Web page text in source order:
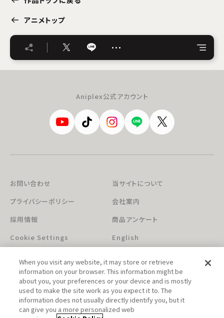
アニメトップ
…
Aniplex公式アカウント
お問い合わせ
当サイトについて
プライバシーポリシー
会社案内
採用情報
商品アンケート
Cookie Settings
English
このホームページに掲載されている著作物の無断利用を禁じます。
When you visit any website, it may store or retrieve
information on your browser. This information might be
about you, your preferences or your device and is mostly
used to make the site work as you expect it to. The
information does not usually directly identify you, but it
can give you a more personalized web